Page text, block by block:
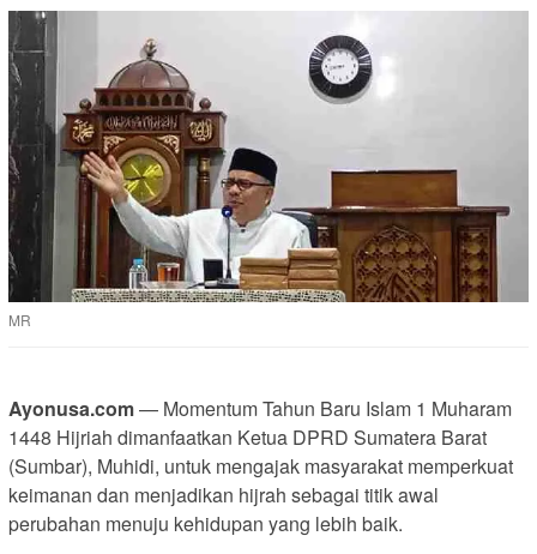
MR
Ayonusa.com— Momentum Tahun Baru Islam 1 Muharam
1448 Hijriah dimanfaatkan Ketua DPRD Sumatera Barat
(Sumbar), Muhidi, untuk mengajak masyarakat memperkuat
keimanan dan menjadikan hijrah sebagai titik awal
perubahan menuju kehidupan yang lebih baik.